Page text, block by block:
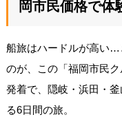
岡市民価格で体
船旅はハードルが高い…
のが、この「福岡市民
発着で、隠岐・浜田・
る6日間の旅。